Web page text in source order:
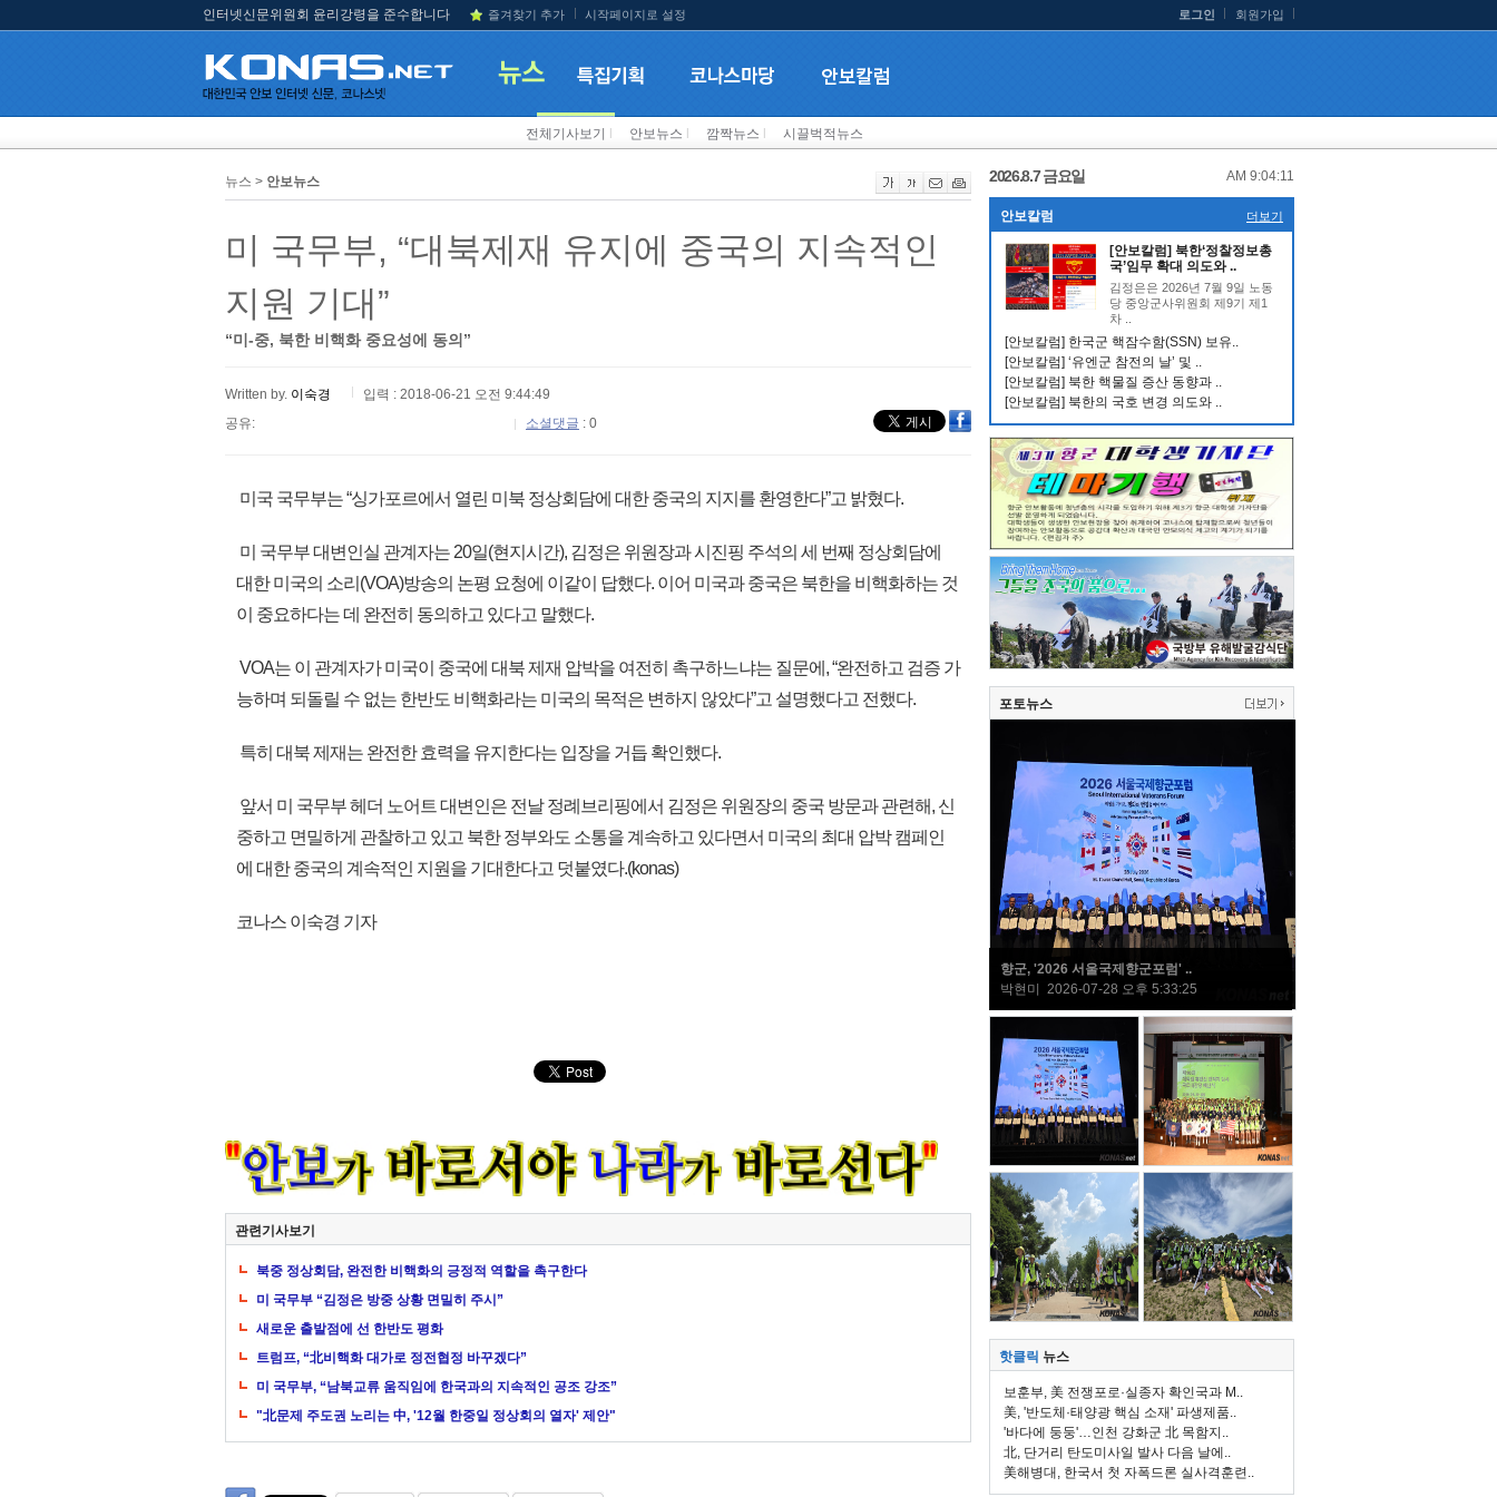
인터넷신문위원회 윤리강령을 준수합니다 즐겨찾기 추가 시작페이지로 설정 로그인 회원가입
전체기사보기 안보뉴스 깜짝뉴스 시끌벅적뉴스
뉴스 > 안보뉴스
미 국무부, “대북제재 유지에 중국의 지속적인
지원 기대”
“미-중, 북한 비핵화 중요성에 동의”
Written by. 이숙경
입력 : 2018-06-21 오전 9:44:49
공유:
소셜댓글 : 0
미국 국무부는 “싱가포르에서 열린 미북 정상회담에 대한 중국의 지지를 환영한다”고 밝혔다.
미 국무부 대변인실 관계자는 20일(현지시간), 김정은 위원장과 시진핑 주석의 세 번째 정상회담에
대한 미국의 소리(VOA)방송의 논평 요청에 이같이 답했다. 이어 미국과 중국은 북한을 비핵화하는 것
이 중요하다는 데 완전히 동의하고 있다고 말했다.
VOA는 이 관계자가 미국이 중국에 대북 제재 압박을 여전히 촉구하느냐는 질문에, “완전하고 검증 가
능하며 되돌릴 수 없는 한반도 비핵화라는 미국의 목적은 변하지 않았다”고 설명했다고 전했다.
특히 대북 제재는 완전한 효력을 유지한다는 입장을 거듭 확인했다.
앞서 미 국무부 헤더 노어트 대변인은 전날 정례브리핑에서 김정은 위원장의 중국 방문과 관련해, 신
중하고 면밀하게 관찰하고 있고 북한 정부와도 소통을 계속하고 있다면서 미국의 최대 압박 캠페인
에 대한 중국의 계속적인 지원을 기대한다고 덧붙였다.(konas)
코나스 이숙경 기자
관련기사보기
북중 정상회담, 완전한 비핵화의 긍정적 역할을 촉구한다
미 국무부 “김정은 방중 상황 면밀히 주시”
새로운 출발점에 선 한반도 평화
트럼프, “北비핵화 대가로 정전협정 바꾸겠다”
미 국무부, “남북교류 움직임에 한국과의 지속적인 공조 강조”
"北문제 주도권 노리는 中, '12월 한중일 정상회의 열자' 제안"
2026.8.7 금요일 AM 9:04:12
안보칼럼 더보기
[안보칼럼] 북한‘정찰정보총
국’임무 확대 의도와 ..
김정은은 2026년 7월 9일 노동
당 중앙군사위원회 제9기 제1
차 ..
[안보칼럼] 한국군 핵잠수함(SSN) 보유..
[안보칼럼] ‘유엔군 참전의 날’ 및 ..
[안보칼럼] 북한 핵물질 증산 동향과 ..
[안보칼럼] 북한의 국호 변경 의도와 ..
포토뉴스
향군, '2026 서울국제향군포럼' ..
박현미 2026-07-28 오후 5:33:25
핫클릭 뉴스
보훈부, 美 전쟁포로·실종자 확인국과 M..
美, '반도체·태양광 핵심 소재' 파생제품..
'바다에 둥둥'…인천 강화군 北 목함지..
北, 단거리 탄도미사일 발사 다음 날에..
美해병대, 한국서 첫 자폭드론 실사격훈련..